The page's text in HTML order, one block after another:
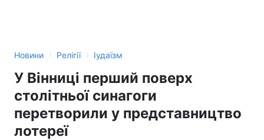
Новини › Релігії › Іудаїзм
У Вінниці перший поверх
столітньої синагоги
перетворили у представництво
лотереї